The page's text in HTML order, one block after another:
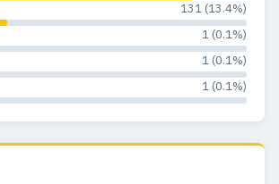
4 4
2 2
5
131 (13.4%)
1 (0.1%)
1 (0.1%)
1 (0.1%)